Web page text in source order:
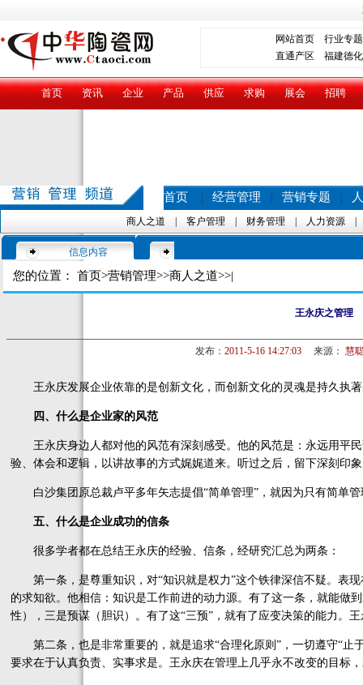
网站首页
行业专题
直通产区 福建德化
首页 资讯 企业 产品 供应 求购 展会 招聘
首页 经营管理 营销专题
商人之道 客户管理 财务管理 人力资源
信息内容
您的位置： 首页>营销管理>>商人之道>>|
王永庆之管理
发布： 2011-5-16 14:27:03来源： 慧
王永庆发展企业依靠的是创新文化，而创新文化的灵魂是持久执著
四、什么是企业家的风范
王永庆身边人都对他的风范有深刻感受。他的风范是：永远用平
验、体会和逻辑，以讲故事的方式娓娓道来。听过之后，留下深刻印
白沙集团原总裁卢平多年矢志提倡“简单管理”，就因为只有简单管
五、什么是企业成功的信条
很多学者都在总结王永庆的经验、信条，经研究汇总为两条：
第一条，是尊重知识，对“知识就是权力”这个铁律深信不疑。表现
的求知欲。他相信：知识是工作前进的动力源。有了这一条，就能做
性），三是预谋（胆识）。有了这“三预”，就有了应变决策的能力。
第二条，也是非常重要的，就是追求“合理化原则”，一切遵守“止
要求在于认真负责、实事求是。王永庆在管理上几乎永不改变的目标